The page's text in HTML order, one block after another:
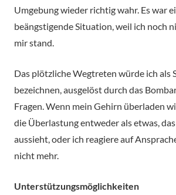
Umgebung wieder richtig wahr. Es war
beängstigende Situation, weil ich noch
mir stand.
Das plötzliche Wegtreten würde ich als
bezeichnen, ausgelöst durch das
Fragen. Wenn mein Gehirn überladen
die Überlastung entweder als etwas,
aussieht, oder ich reagiere auf
nicht mehr.
Unterstützungsmöglichkeiten